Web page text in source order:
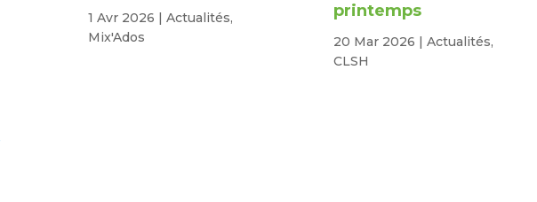
1 Avr 2026 |Actualités,
Mix'Ados
printemps
20 Mar 2026 |Actualités,
CLSH